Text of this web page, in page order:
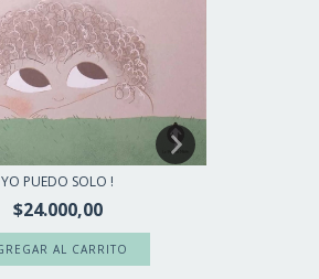
YO PUEDO SOLO !
$24.000,00